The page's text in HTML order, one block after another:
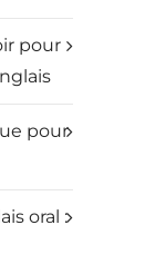
pour
pour
oral :